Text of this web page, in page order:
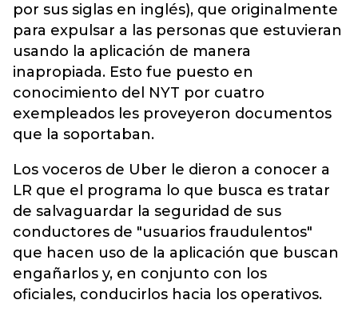
por sus siglas en inglés), que originalmente
para expulsar a las personas que estuvieran
usando la aplicación de manera
inapropiada. Esto fue puesto en
conocimiento del NYT por cuatro
exempleados les proveyeron documentos
que la soportaban.
Los voceros de Uber le dieron a conocer a
LR que el programa lo que busca es tratar
de salvaguardar la seguridad de sus
conductores de "usuarios fraudulentos"
que hacen uso de la aplicación que buscan
engañarlos y, en conjunto con los
oficiales, conducirlos hacia los operativos.